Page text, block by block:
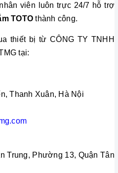
viên luôn trực 24/7 hỗ trợ
TOTO thành công.
thiết bị từ CÔNG TY TNHH
tại:
Thanh Xuân, Hà Nội
Trung, Phường 13, Quận Tân